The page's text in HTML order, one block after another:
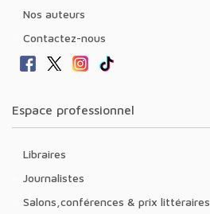
Nos auteurs
Contactez-nous
Espace professionnel
Libraires
Journalistes
Salons,conférences & prix littéraires